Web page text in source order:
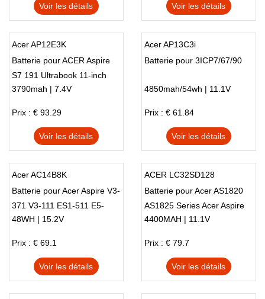
Voir les détails Voir les détails
Acer AP12E3K
Batterie pour ACER Aspire
S7 191 Ultrabook 11-inch
11CP5/42/61-2
3790mah | 7.4V
Prix : € 93.29
Voir les détails
Acer AP13C3i
Batterie pour 3ICP7/67/90
4850mah/54wh | 11.1V
Prix : € 61.84
Voir les détails
Acer AC14B8K
Batterie pour Acer Aspire V3-
371 V3-111 ES1-511 E5-
771G P276 B115-M
48WH | 15.2V
Prix : € 69.1
Voir les détails
ACER LC32SD128
Batterie pour Acer AS1820
AS1825 Series Acer Aspire
TimeLine 1825 Series
4400MAH | 11.1V
Prix : € 79.7
Voir les détails